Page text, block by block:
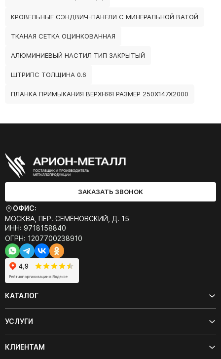
КРОВЕЛЬНЫЕ СЭНДВИЧ-ПАНЕЛИ С МИНЕРАЛЬНОЙ ВАТОЙ
ТКАНАЯ СЕТКА ОЦИНКОВАННАЯ
АЛЮМИНИЕВЫЙ НАСТИЛ ТИП ЗАКРЫТЫЙ
ШТРИПС ТОЛЩИНА 0.6
ПЛАНКА ПРИМЫКАНИЯ ВЕРХНЯЯ РАЗМЕР 250Х147Х2000
ЗАКАЗАТЬ ЗВОНОК
ОФИС:
МОСКВА, ПЕР. СЕМЁНОВСКИЙ, Д. 15
ИНН: 9718158840
ОГРН: 1207700238910
КАТАЛОГ
УСЛУГИ
КЛИЕНТАМ